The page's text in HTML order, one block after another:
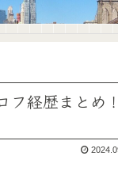
フ経歴まとめ